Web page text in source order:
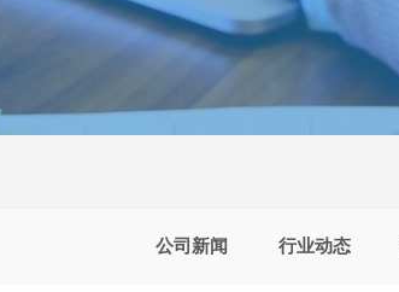
公司新闻 行业动态